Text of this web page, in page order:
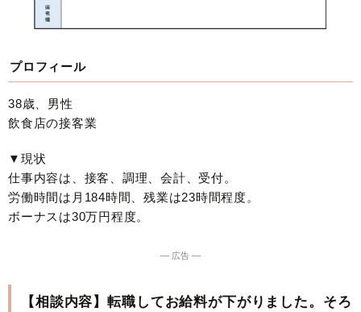
プロフィール
38歳、男性
飲食店の接客業
▼現状
仕事内容は、接客、調理、会計、受付。
労働時間は月184時間、残業は23時間程度。
ボーナスは30万円程度。
― 広告 ―
【相談内容】転職してお給料が下がりました。そろ